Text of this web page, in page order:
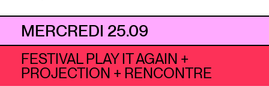
MERCREDI 25.09
FESTIVAL PLAY IT AGAIN +
PROJECTION + RENCONTRE